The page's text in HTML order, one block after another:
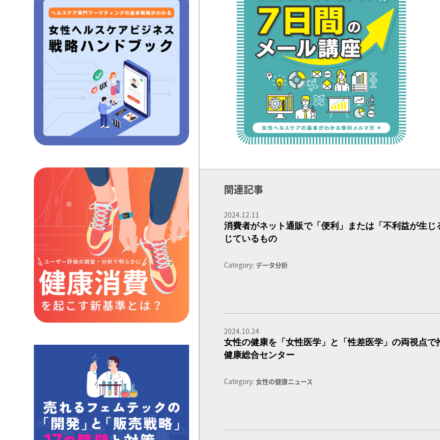
関連記事
2024.12.11
消費者がネット通販で「便利」または「不利益が生じ
じているもの
Category: データ分析
2024.10.24
女性の健康を「女性医学」と「性差医学」の両視点で
健康総合センター
Category:女性の健康ニュース